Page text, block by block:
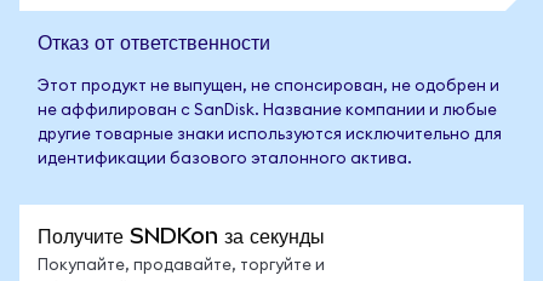
Отказ от ответственности
Этот продукт не выпущен, не спонсирован, не одобрен и
не аффилирован с SanDisk. Название компании и любые
другие товарные знаки используются исключительно для
идентификации базового эталонного актива.
Получите SNDKon за секунды
Покупайте, продавайте, торгуйте и